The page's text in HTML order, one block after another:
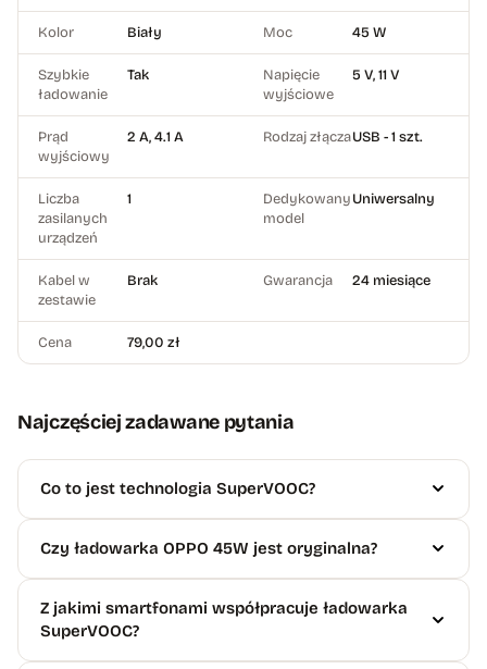
Kolor Biały Moc 45 W
Szybkie
ładowanie
Tak
Napięcie
wyjściowe
5 V, 11 V
Prąd
wyjściowy
2 A, 4.1 A Rodzaj złączaUSB - 1 szt.
Liczba
zasilanych
urządzeń
1
Dedykowany
model
Uniwersalny
Kabel w
zestawie
Brak Gwarancja 24 miesiące
Cena 79,00 zł
Najczęściej zadawane pytania
Co to jest technologia SuperVOOC?
Czy ładowarka OPPO 45W jest oryginalna?
Z jakimi smartfonami współpracuje ładowarka
SuperVOOC?